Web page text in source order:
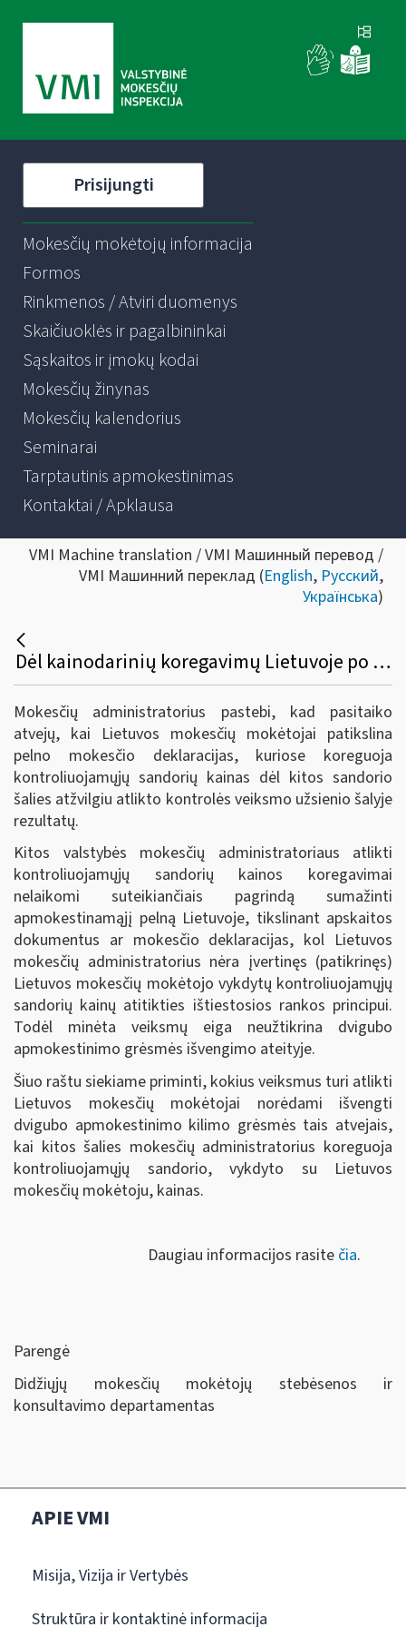
Prisijungti
Mokesčių mokėtojų informacija
Formos
Rinkmenos / Atviri duomenys
Skaičiuoklės ir pagalbininkai
Sąskaitos ir įmokų kodai
Mokesčių žinynas
Mokesčių kalendorius
Seminarai
Tarptautinis apmokestinimas
Kontaktai / Apklausa
VMI Machine translation / VMI Машинный перевод /
VMI Машинний переклад (English, Русский,
Українська)
Dėl kainodarinių koregavimų Lietuvoje po kontrahento šalyje atlikto mokestinio patikrinimo
Mokesčių administratorius pastebi, kad pasitaiko
atvejų, kai Lietuvos mokesčių mokėtojai patikslina
pelno mokesčio deklaracijas, kuriose koreguoja
kontroliuojamųjų sandorių kainas dėl kitos sandorio
šalies atžvilgiu atlikto kontrolės veiksmo užsienio šalyje
rezultatų.
Kitos valstybės mokesčių administratoriaus atlikti
kontroliuojamųjų sandorių kainos koregavimai
nelaikomi suteikiančiais pagrindą sumažinti
apmokestinamąjį pelną Lietuvoje, tikslinant apskaitos
dokumentus ar mokesčio deklaracijas, kol Lietuvos
mokesčių administratorius nėra įvertinęs (patikrinęs)
Lietuvos mokesčių mokėtojo vykdytų kontroliuojamųjų
sandorių kainų atitikties ištiestosios rankos principui.
Todėl minėta veiksmų eiga neužtikrina dvigubo
apmokestinimo grėsmės išvengimo ateityje.
Šiuo raštu siekiame priminti, kokius veiksmus turi atlikti
Lietuvos mokesčių mokėtojai norėdami išvengti
dvigubo apmokestinimo kilimo grėsmės tais atvejais,
kai kitos šalies mokesčių administratorius koreguoja
kontroliuojamųjų sandorio, vykdyto su Lietuvos
mokesčių mokėtoju, kainas.
Daugiau informacijos rasite čia.
Parengė
Didžiųjų mokesčių mokėtojų stebėsenos ir
konsultavimo departamentas
APIE VMI
Misija, Vizija ir Vertybės
Struktūra ir kontaktinė informacija